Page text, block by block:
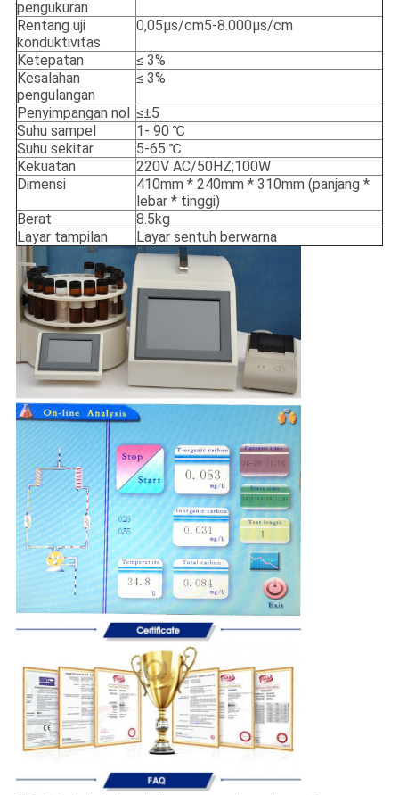
pengukuran
Rentang uji
konduktivitas
0,05μs/cm5-8.000μs/cm
Ketepatan
≤ 3%
Kesalahan
pengulangan
≤ 3%
Penyimpangan nol ≤±5
Suhu sampel
1- 90 ℃
Suhu sekitar
5-65 ℃
Kekuatan
220V AC/50HZ;100W
Dimensi
410mm * 240mm * 310mm (panjang *
lebar * tinggi)
Berat
8.5kg
Layar tampilan
Layar sentuh berwarna